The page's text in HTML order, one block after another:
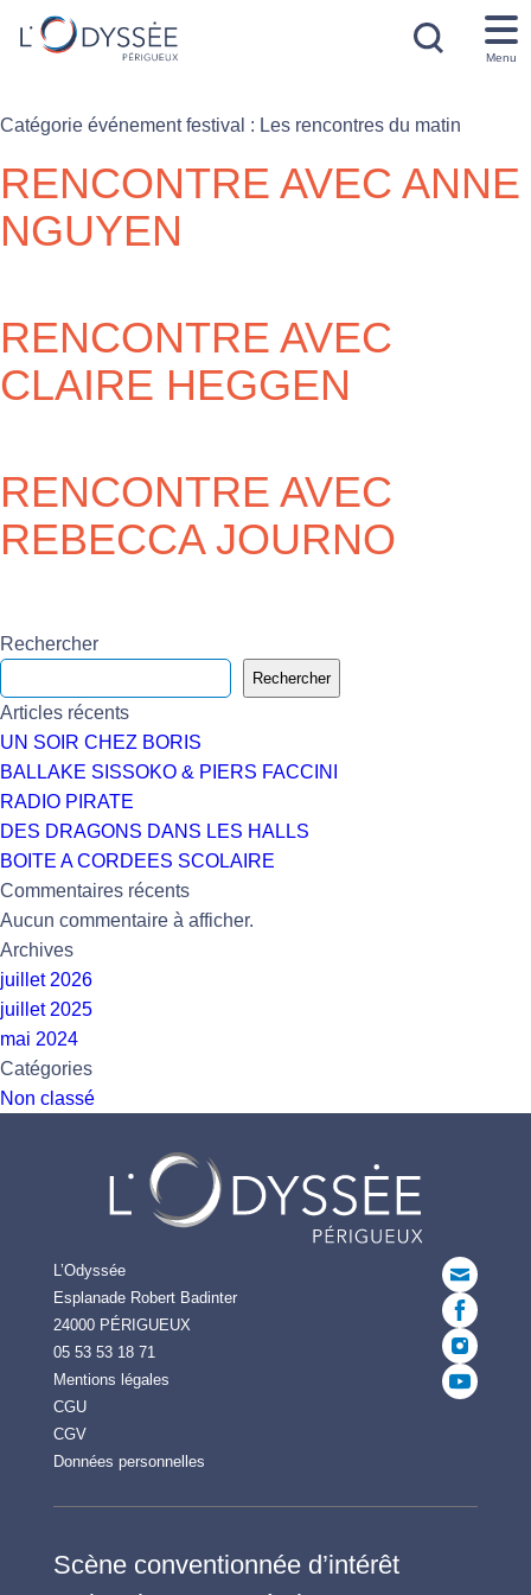
Menu
Catégorie événement festival : Les rencontres du matin
RENCONTRE AVEC ANNE
NGUYEN
RENCONTRE AVEC
CLAIRE HEGGEN
RENCONTRE AVEC
REBECCA JOURNO
Rechercher
Rechercher
Articles récents
UN SOIR CHEZ BORIS
BALLAKE SISSOKO & PIERS FACCINI
RADIO PIRATE
DES DRAGONS DANS LES HALLS
BOITE A CORDEES SCOLAIRE
Commentaires récents
Aucun commentaire à afficher.
Archives
juillet 2026
juillet 2025
mai 2024
Catégories
Non classé
L’Odyssée
Esplanade Robert Badinter
24000 PÉRIGUEUX
05 53 53 18 71
Mentions légales
CGU
CGV
Données personnelles
Scène conventionnée d’intérêt